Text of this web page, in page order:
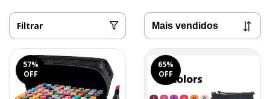
Filtrar
57%
OFF
65%
OFF